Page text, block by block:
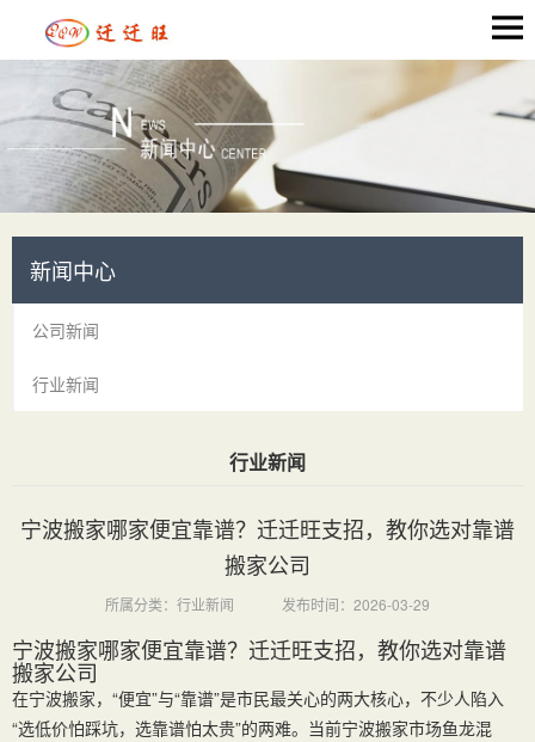
新闻中心
公司新闻
行业新闻
行业新闻
宁波搬家哪家便宜靠谱？迁迁旺支招，教你选对靠谱
搬家公司
所属分类：行业新闻 发布时间：2026-03-29
宁波搬家哪家便宜靠谱？迁迁旺支招，教你选对靠谱
搬家公司
在宁波搬家，“便宜”与“靠谱”是市民最关心的两大核心，不少人陷入
“选低价怕踩坑，选靠谱怕太贵”的两难。当前宁波搬家市场鱼龙混